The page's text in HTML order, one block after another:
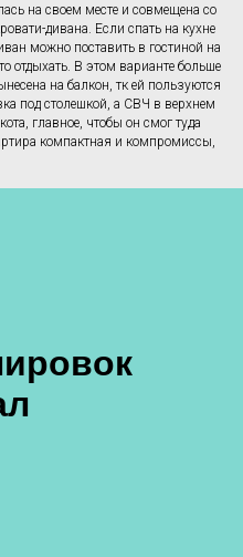
на своем месте и совмещена со
дивана. Если спать на кухне
можно поставить в гостиной на
отдыхать. В этом варианте больше
на балкон, тк ей пользуются
под столешкой, а СВЧ в верхнем
главное, чтобы он смог туда
компактная и компромиссы,